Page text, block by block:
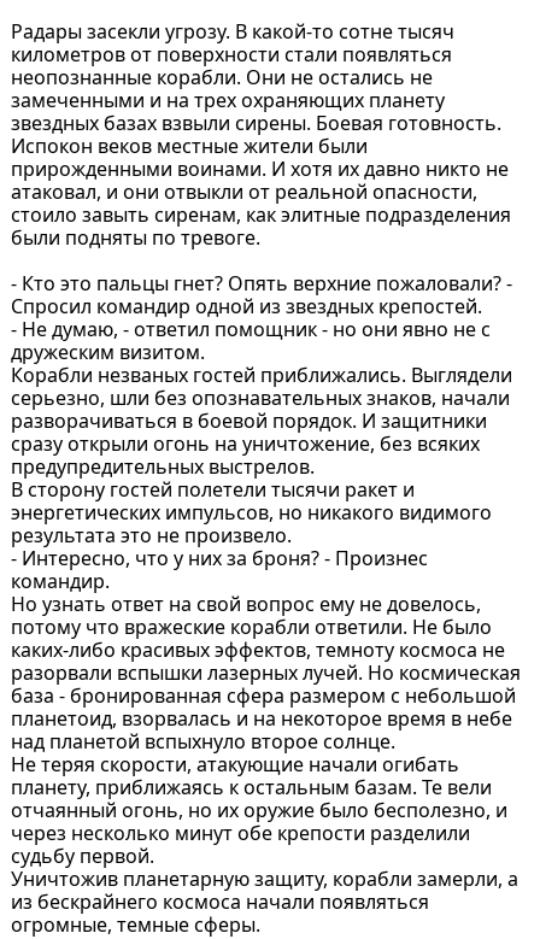
Радары засекли угрозу. В какой-то сотне тысяч
километров от поверхности стали появляться
неопознанные корабли. Они не остались не
замеченными и на трех охраняющих планету
звездных базах взвыли сирены. Боевая готовность.
Испокон веков местные жители были
прирожденными воинами. И хотя их давно никто не
атаковал, и они отвыкли от реальной опасности,
стоило завыть сиренам, как элитные подразделения
были подняты по тревоге.
- Кто это пальцы гнет? Опять верхние пожаловали? -
Спросил командир одной из звездных крепостей.
- Не думаю, - ответил помощник - но они явно не с
дружеским визитом.
Корабли незваных гостей приближались. Выглядели
серьезно, шли без опознавательных знаков, начали
разворачиваться в боевой порядок. И защитники
сразу открыли огонь на уничтожение, без всяких
предупредительных выстрелов.
В сторону гостей полетели тысячи ракет и
энергетических импульсов, но никакого видимого
результата это не произвело.
- Интересно, что у них за броня? - Произнес
командир.
Но узнать ответ на свой вопрос ему не довелось,
потому что вражеские корабли ответили. Не было
каких-либо красивых эффектов, темноту космоса не
разорвали вспышки лазерных лучей. Но космическая
база - бронированная сфера размером с небольшой
планетоид, взорвалась и на некоторое время в небе
над планетой вспыхнуло второе солнце.
Не теряя скорости, атакующие начали огибать
планету, приближаясь к остальным базам. Те вели
отчаянный огонь, но их оружие было бесполезно, и
через несколько минут обе крепости разделили
судьбу первой.
Уничтожив планетарную защиту, корабли замерли, а
из бескрайнего космоса начали появляться
огромные, темные сферы.